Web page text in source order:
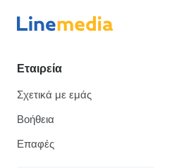
Εταιρεία
Σχετικά με εμάς
Βοήθεια
Επαφές